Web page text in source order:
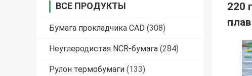
ВСЕ ПРОДУКТЫ
Бумага прокладчика CAD (308)
Неуглеродистая NCR-бумага (284)
Рулон термобумаги (133)
220